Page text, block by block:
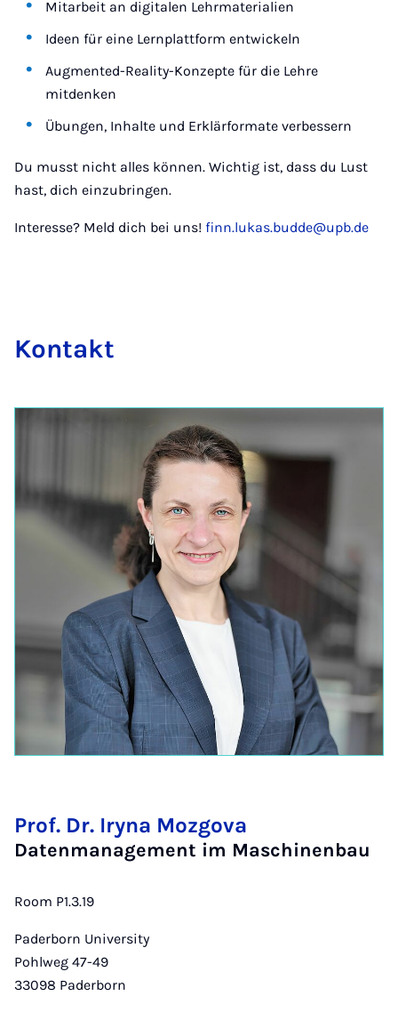
Mitarbeit an digitalen Lehrmaterialien
Ideen für eine Lernplattform entwickeln
Augmented-Reality-Konzepte für die Lehre
mitdenken
Übungen, Inhalte und Erklärformate verbessern
Du musst nicht alles können. Wichtig ist, dass du Lust
hast, dich einzubringen.
Interesse? Meld dich bei uns! finn.lukas.budde@upb.de
Kon­takt
Prof. Dr. Iryna Mozgova
Datenmanagement im Maschinenbau
Room P1.3.19
Paderborn University
Pohlweg 47-49
33098 Paderborn